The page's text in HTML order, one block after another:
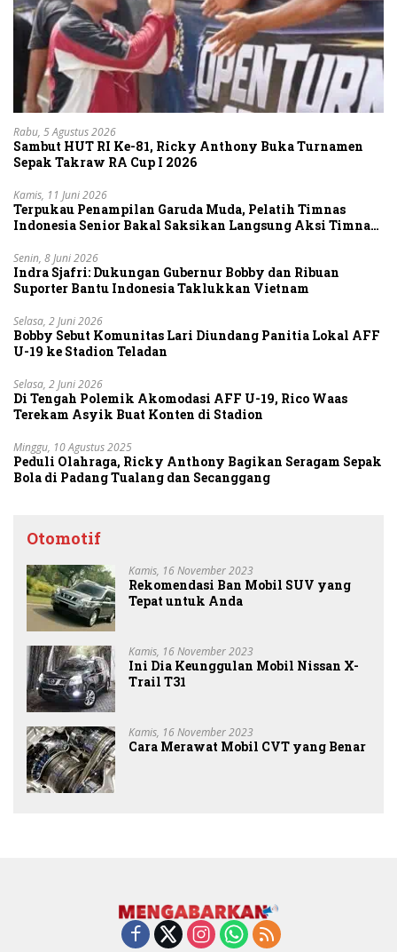
Rabu, 5 Agustus 2026
Sambut HUT RI Ke-81, Ricky Anthony Buka Turnamen
Sepak Takraw RA Cup I 2026
Kamis, 11 Juni 2026
Terpukau Penampilan Garuda Muda, Pelatih Timnas
Indonesia Senior Bakal Saksikan Langsung Aksi Timnas
Senin, 8 Juni 2026
Indra Sjafri: Dukungan Gubernur Bobby dan Ribuan
Suporter Bantu Indonesia Taklukkan Vietnam
Selasa, 2 Juni 2026
Bobby Sebut Komunitas Lari Diundang Panitia Lokal AFF
U-19 ke Stadion Teladan
Selasa, 2 Juni 2026
Di Tengah Polemik Akomodasi AFF U-19, Rico Waas
Terekam Asyik Buat Konten di Stadion
Minggu, 10 Agustus 2025
Peduli Olahraga, Ricky Anthony Bagikan Seragam Sepak
Bola di Padang Tualang dan Secanggang
Otomotif
Kamis, 16 November 2023
Rekomendasi Ban Mobil SUV yang
Tepat untuk Anda
Kamis, 16 November 2023
Ini Dia Keunggulan Mobil Nissan X-
Trail T31
Kamis, 16 November 2023
Cara Merawat Mobil CVT yang Benar